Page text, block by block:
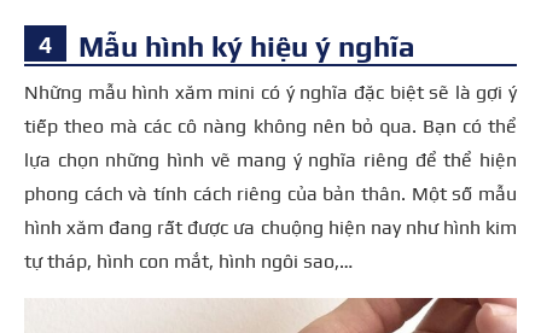
Mẫu hình ký hiệu ý nghĩa
Những mẫu hình xăm mini có ý nghĩa đặc biệt sẽ là gợi ý
tiếp theo mà các cô nàng không nên bỏ qua. Bạn có thể
lựa chọn những hình vẽ mang ý nghĩa riêng để thể hiện
phong cách và tính cách riêng của bản thân. Một số mẫu
hình xăm đang rất được ưa chuộng hiện nay như hình kim
tự tháp, hình con mắt, hình ngôi sao,…